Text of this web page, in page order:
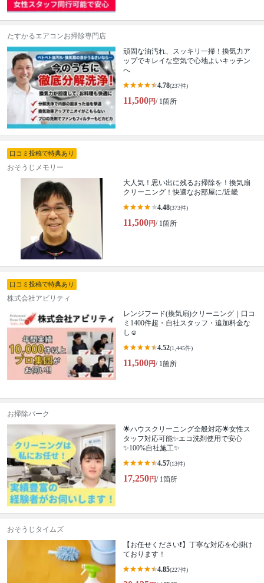
たすかるエアコンお掃除専門店
頑固な油汚れ、スッキリ一掃！換気力ア
ップでキレイな空気で心地よいキッチン
へ
4.78(237件)
11,500円/ 1箇所
口コミ投稿で特典あり
おそうじメモリー
大人気！思い出に残るお掃除を！換気扇
クリーニング！快適なお部屋に/近畿
4.48(373件)
11,500円/ 1箇所
口コミ投稿で特典あり
株式会社アビリティ
レンジフード(換気扇)クリーニング｜口コ
ミ1400件超・自社スタッフ・追加料金な
し☺️
4.52(1,445件)
11,500円/ 1箇所
お掃除パーク
🌟ハウスクリーニング全般対応🌟女性ス
タッフ対応可能✨エコ洗剤使用で安心
✨100%自社施工✨
4.57(13件)
17,250円/ 1箇所
おそうじタイムズ
【お任せください❗️】丁寧な対応を心掛け
ております！
4.85(227件)